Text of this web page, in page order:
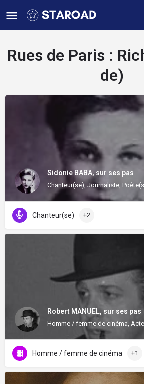
Rues de Paris :
de)
Sidonie BABA, sur ses pas
Chanteur(se), Journaliste,
Chanteur(se) +2
Robert MANUEL, sur ses pas
Homme / femme de cinéma,
Homme / femme de cinéma +1